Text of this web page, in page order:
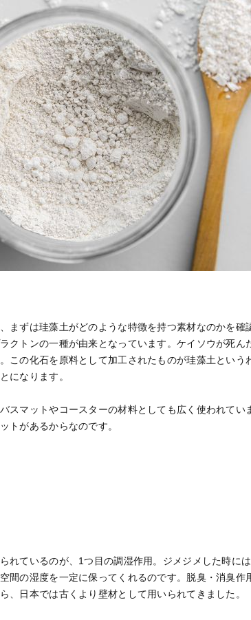
まずは珪藻土がどのような特徴を持つ素材なのかを確
クトンの一種が由来となっています。ケイソウが死
この化石を原料として加工されたものが珪藻土という
になります。
スマットやコースターの材料としても広く使われてい
トがあるからなのです。
れているのが、1つ目の調湿作用。ジメジメした時に
間の湿度を一定に保ってくれるのです。脱臭・消臭作
、日本では古くより壁材として用いられてきました。